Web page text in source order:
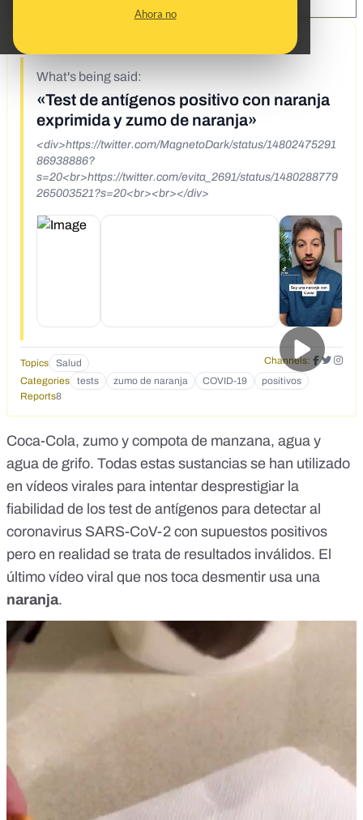
Ahora no
What's being said:
«Test de antígenos positivo con naranja
exprimida y zumo de naranja»
<div>https://twitter.com/MagnetoDark/status/14802475291
86938886?
s=20<br>https://twitter.com/evita_2691/status/1480288779
265003521?s=20<br><br></div>
Topics Salud
Channels:
Categories
tests zumo de naranja COVID-19
positivos
Reports8
Coca-Cola, zumo y compota de manzana, agua y
agua de grifo. Todas estas sustancias se han utilizado
en vídeos virales para intentar desprestigiar la
fiabilidad de los test de antígenos para detectar al
coronavirus SARS-CoV-2 con supuestos positivos
pero en realidad se trata de resultados inválidos. El
último vídeo viral que nos toca desmentir usa una
naranja.